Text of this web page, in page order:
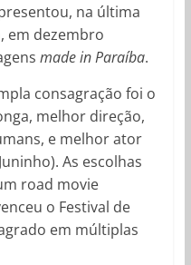
na última
em dezembro
made in Paraíba.
consagração foi o
melhor direção,
e melhor ator
As escolhas
road movie
o Festival de
em múltiplas